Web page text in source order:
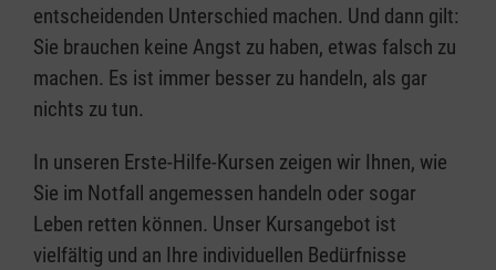
entscheidenden Unterschied machen. Und dann gilt:
Sie brauchen keine Angst zu haben, etwas falsch zu
machen. Es ist immer besser zu handeln, als gar
nichts zu tun.
In unseren Erste-Hilfe-Kursen zeigen wir Ihnen, wie
Sie im Notfall angemessen handeln oder sogar
Leben retten können. Unser Kursangebot ist
vielfältig und an Ihre individuellen Bedürfnisse